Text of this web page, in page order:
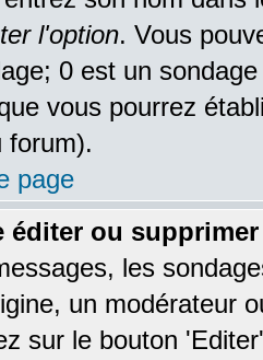
l'option. Vous
0 est un
vous pourrez
forum).
page
éditer ou
les
un modérateur
sur le bouton